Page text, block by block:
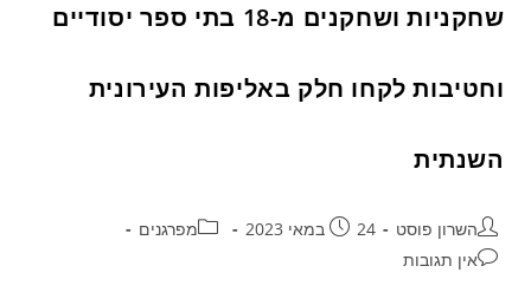
שחקניות ושחקנים מ-18 בתי ספר יסודיים
וחטיבות לקחו חלק באליפות העירונית
השנתית
השרון פוסט 24 במאי 2023
מפרגנים
אין תגובות